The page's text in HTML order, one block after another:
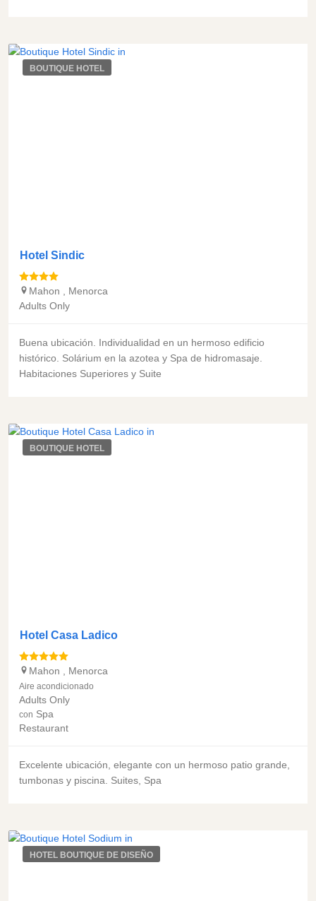
BOUTIQUE HOTEL
Hotel Sindic
Mahon
Menorca
Adults Only
Buena ubicación. Individualidad en un hermoso edificio
histórico. Solárium en la azotea y Spa de hidromasaje.
Habitaciones Superiores y Suite
BOUTIQUE HOTEL
Hotel Casa Ladico
Mahon Menorca
Aire acondicionado
Adults Only
con Spa
Restaurant
Excelente ubicación, elegante con un hermoso patio grande,
tumbonas y piscina. Suites, Spa
HOTEL BOUTIQUE DE DISEÑO